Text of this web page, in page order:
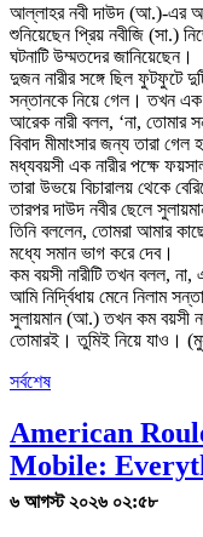
আল্লাহর নবী দাউদ (আ.)-এর
শুনিয়েছেন প্রিয় নবীজি (সা.)
ঘটনাটি উম্মতদের জানিয়েছেন।
দুজন নারীর সঙ্গে ছিল ফুটফুটে
সন্তানকে নিয়ে গেল। তখন এক
আরেক নারী বলল, ‘না, তোমার
বিবাদ মীমাংসার জন্য তারা
মধ্যবয়সী এক নারীর পক্ষে
তারা উভয়ে বিচারালয় থেকে
তারপর দাউদ নবীর ছেলে
তিনি বললেন, তোমরা আমার
মধ্যে সমান ভাগ করে দেব।
কম বয়সী নারীটি তখন বলল,
আমি নির্দ্বিধায় মেনে নিলাম
সুলায়মান (আ.) তখন কম বয়সী
তোমারই। তুমিই নিয়ে যাও।
সর্বশেষ
American
Mobile:
৬ আগস্ট ২০২৬ ০২:৫৮